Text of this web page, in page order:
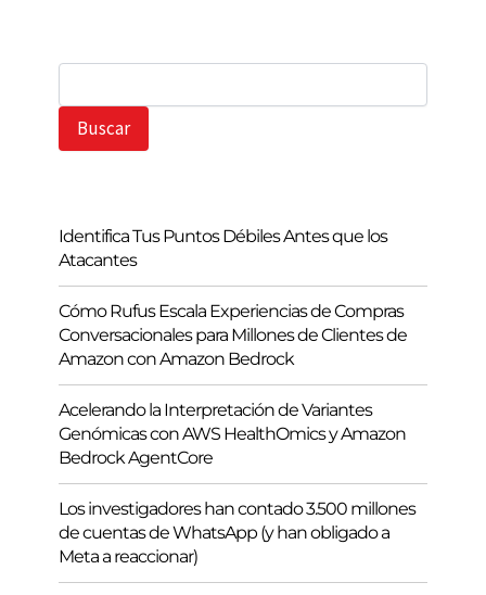
B
s
Buscar
Identifica Tus Puntos Débiles Antes que los
Atacantes
Cómo Rufus Escala Experiencias de Compras
Conversacionales para Millones de Clientes de
Amazon con Amazon Bedrock
Acelerando la Interpretación de Variantes
Genómicas con AWS HealthOmics y Amazon
Bedrock AgentCore
Los investigadores han contado 3.500 millones
de cuentas de WhatsApp (y han obligado a
Meta a reaccionar)